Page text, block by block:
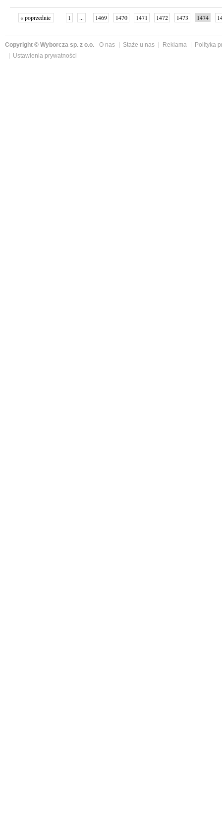
« poprzednie 1 ... 1469 1470 1471 1472 1473 1474
Copyright © Wyborcza sp. z o.o. O nas Staże u nas Reklama
Polityka
Ustawienia prywatności